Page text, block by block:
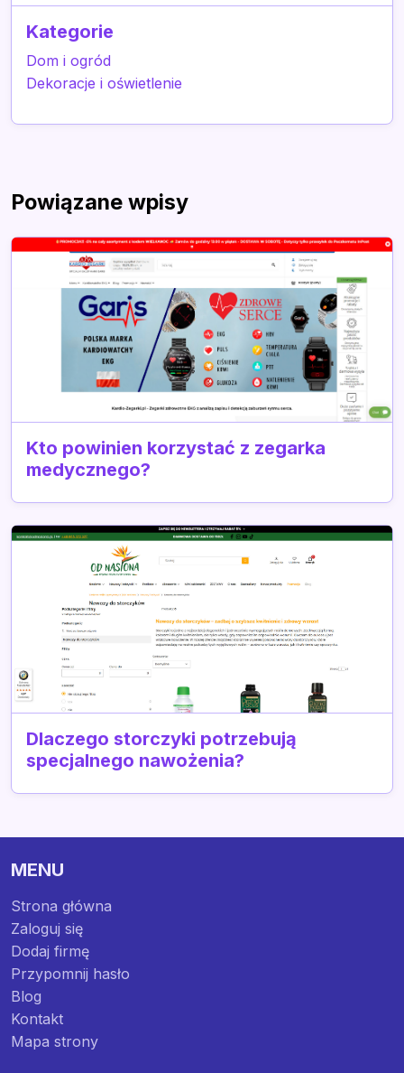
Kategorie
Dom i ogród
Dekoracje i oświetlenie
Powiązane wpisy
Kto powinien korzystać z zegarka
medycznego?
Dlaczego storczyki potrzebują
specjalnego nawożenia?
MENU
Strona główna
Zaloguj się
Dodaj firmę
Przypomnij hasło
Blog
Kontakt
Mapa strony